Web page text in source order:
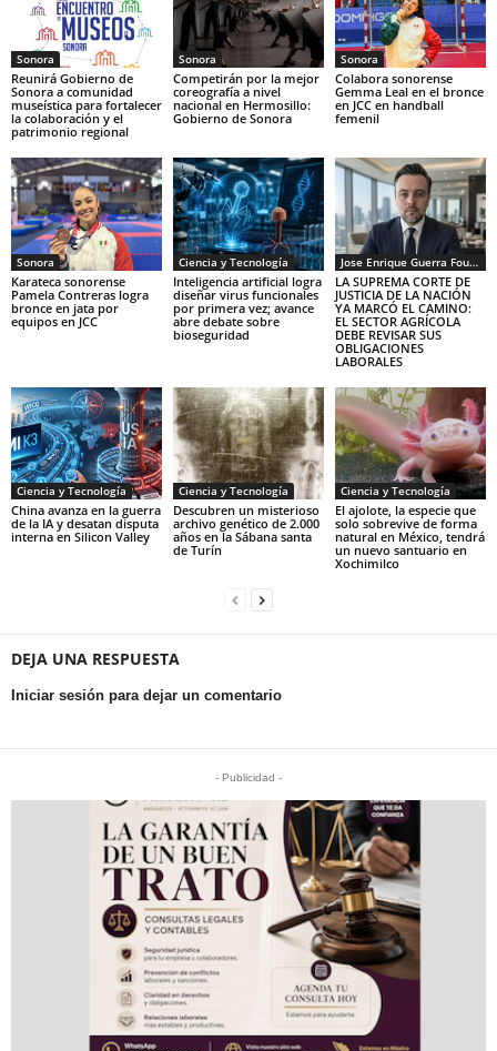
Sonora
Reunirá Gobierno de
Sonora a comunidad
museística para fortalecer
la colaboración y el
patrimonio regional
Sonora
Competirán por la mejor
coreografía a nivel
nacional en Hermosillo:
Gobierno de Sonora
Sonora
Colabora sonorense
Gemma Leal en el bronce
en JCC en handball
femenil
Sonora
Karateca sonorense
Pamela Contreras logra
bronce en jata por
equipos en JCC
Ciencia y Tecnología
Inteligencia artificial logra
diseñar virus funcionales
por primera vez; avance
abre debate sobre
bioseguridad
Jose Enrique Guerra Fourcade
LA SUPREMA CORTE DE
JUSTICIA DE LA NACIÓN
YA MARCÓ EL CAMINO:
EL SECTOR AGRÍCOLA
DEBE REVISAR SUS
OBLIGACIONES
LABORALES
Ciencia y Tecnología
China avanza en la guerra
de la IA y desatan disputa
interna en Silicon Valley
Ciencia y Tecnología
Descubren un misterioso
archivo genético de 2.000
años en la Sábana santa
de Turín
Ciencia y Tecnología
El ajolote, la especie que
solo sobrevive de forma
natural en México, tendrá
un nuevo santuario en
Xochimilco
DEJA UNA RESPUESTA
Iniciar sesión para dejar un comentario
- Publicidad -